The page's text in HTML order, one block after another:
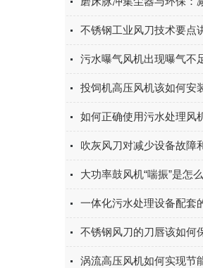
不锈钢工业风刀技术要点
如何正确使用污水处理风
大功率鼓风机“喘振”是怎
不锈钢风刀的刀唇该如何
涡流高压风机如何实现节